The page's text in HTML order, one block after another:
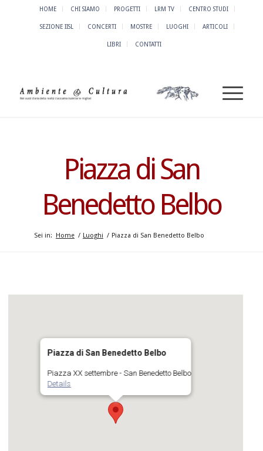
HOME CHI SIAMO PROGETTI LRM TV CENTRO STUDI
SEZIONE IISL CONCERTI MOSTRE LUOGHI ARTICOLI
LIBRI CONTATTI
Piazza di San
Benedetto Belbo
Sei in: Home / Luoghi / Piazza di San Benedetto Belbo
Piazza di San Benedetto Belbo
Piazza XX settembre - San Benedetto Belbo
Details